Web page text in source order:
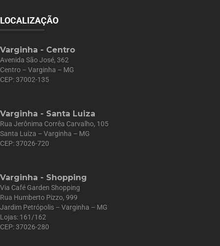
LOCALIZAÇÃO
Varginha - Centro
Avenida São José, 362
Centro – Varginha – MG
CEP: 37002-135
Varginha - Santa Luiza
Rua Jerônima Corrêa Carvalho, 105
Santa Luiza – Varginha – MG
CEP: 37026-720
Varginha - Shopping
Via Café Garden Shopping
Rua Humberto Pizzo, 999
Jardim Petrópolis – Varginha – MG
Lojas: 161/162
CEP: 37026-280